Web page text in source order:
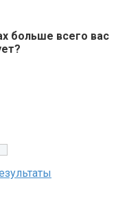
больше всего вас